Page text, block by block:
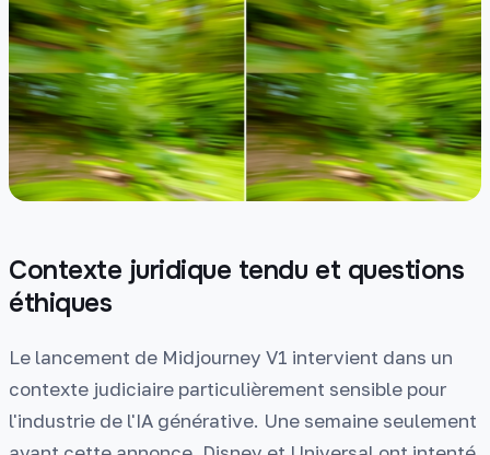
Contexte juridique tendu et questions
éthiques
Le lancement de Midjourney V1 intervient dans un
contexte judiciaire particulièrement sensible pour
l'industrie de l'IA générative. Une semaine seulement